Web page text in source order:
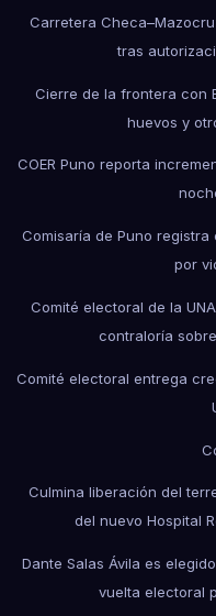
Carretera
tras
Cierre de la frontera con
huevos y
COER Puno reporta
Comisaría de Puno
por
Comité electoral de la
contraloría
Comité electoral entrega
Culmina liberación del
del nuevo Hospital
Dante Salas Ávila es
vuelta electoral